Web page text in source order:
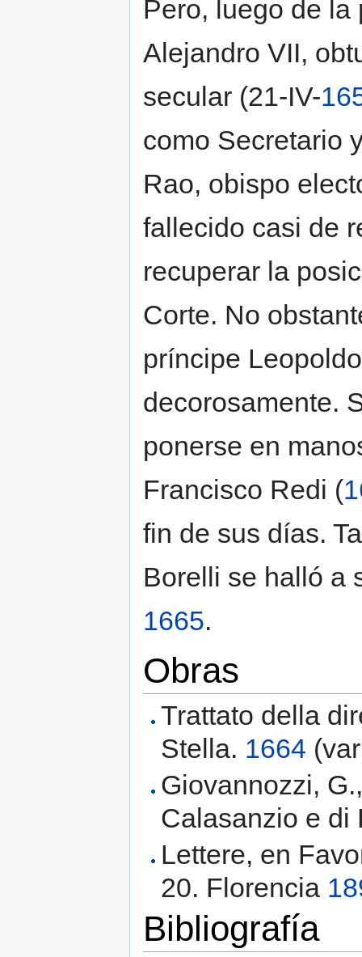
Pero, luego de
Alejandro VII,
secular (21-IV-
como Secretario
Rao, obispo
fallecido casi de
recuperar la
Corte. No
príncipe
decorosamente.
ponerse en
Francisco Redi (
fin de sus días.
Borelli se halló a
1665.
Obras
Trattato della
Stella. 1664
Giovannozzi,
Calasanzio e di
Lettere, en
20. Florencia
Bibliografía